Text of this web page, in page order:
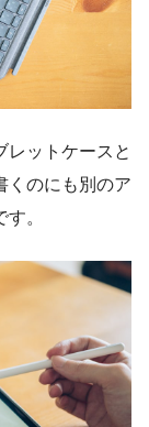
レットケースと
くのにも別のア
。